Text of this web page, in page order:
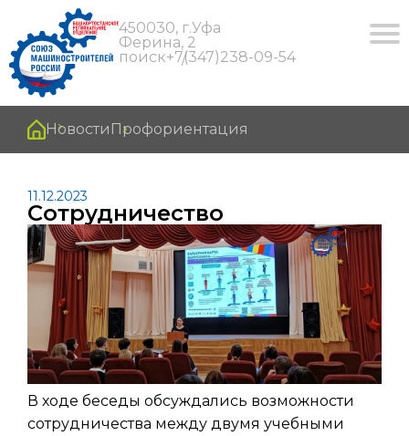
450030, г.Уфа
Ферина, 2
поиск+7(347)238-09-54
Новости Профориентация
11.12.2023
Сотрудничество
В ходе беседы обсуждались возможности
сотрудничества между двумя учебными